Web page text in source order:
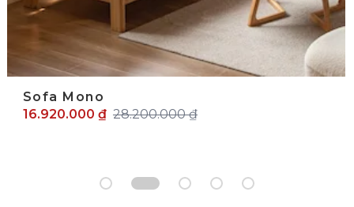
Sofa Mono
16.920.000 ₫ 28.200.000 ₫